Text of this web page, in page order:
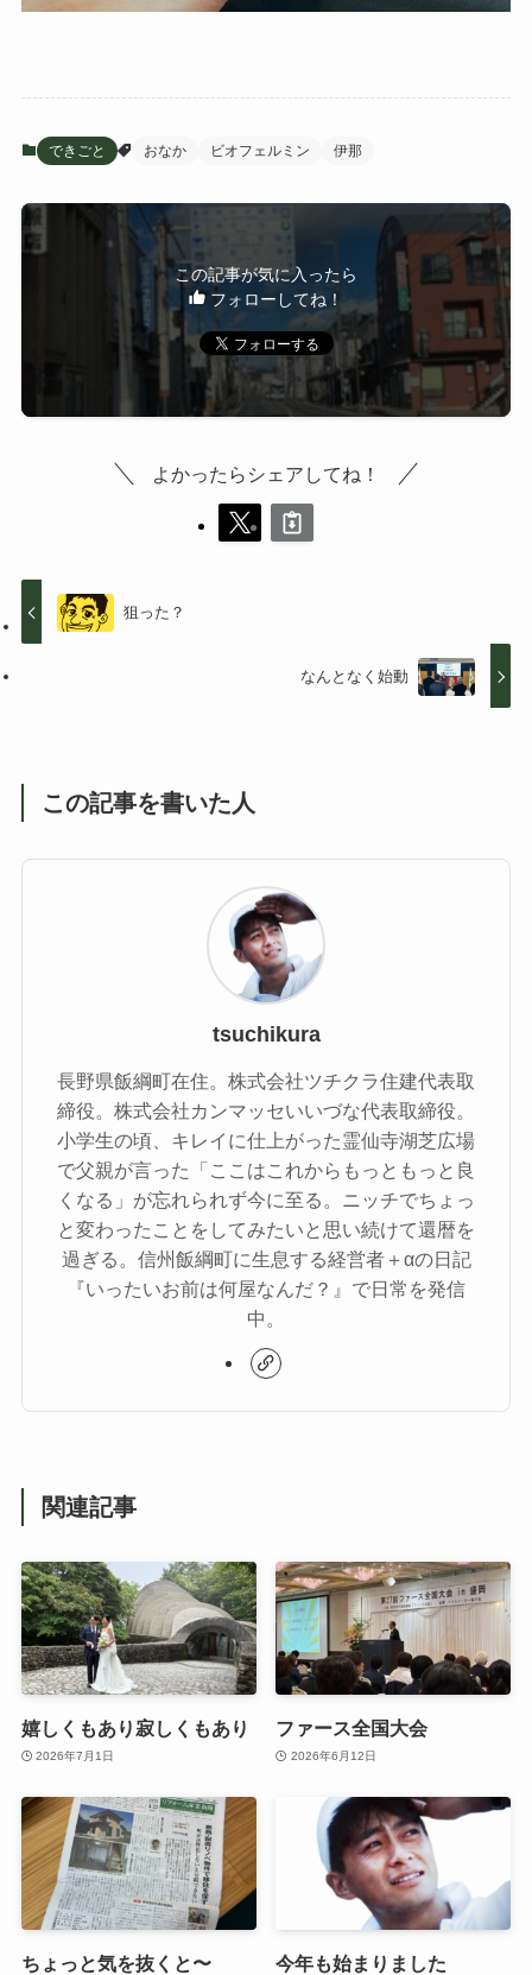
できごと おなか ビオフェルミン 伊那
この記事が気に入ったら
フォローしてね！
よかったらシェアしてね！
狙った？
なんとなく始動
この記事を書いた人
tsuchikura
長野県飯綱町在住。株式会社ツチクラ住建代表取
締役。株式会社カンマッセいいづな代表取締役。
小学生の頃、キレイに仕上がった霊仙寺湖芝広場
で父親が言った「ここはこれからもっともっと良
くなる」が忘れられず今に至る。ニッチでちょっ
と変わったことをしてみたいと思い続けて還暦を
過ぎる。信州飯綱町に生息する経営者＋αの日記
『いったいお前は何屋なんだ？』で日常を発信
中。
関連記事
嬉しくもあり寂しくもあり
2026年7月1日
ファース全国大会
2026年6月12日
ちょっと気を抜くと〜 今年も始まりました